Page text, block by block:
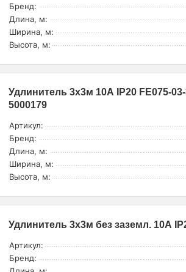
Бренд:
Длина, м:
Ширина, м:
Высота, м:
Удлинитель 3х3м 10А IP20 FE075-
5000179
Артикул:
Бренд:
Длина, м:
Ширина, м:
Высота, м:
Удлинитель 3х3м без заземл. 10А
Артикул:
Бренд: